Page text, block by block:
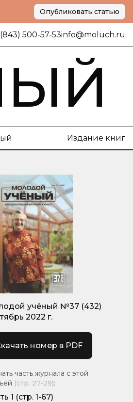
Опубликовать статью
500-57-53info@moluch.ru
Издание книг
учёный №37 (432)
2022 г.
номер в PDF
часть журнала с этой
(стр. 27-29):
1 (стр. 1-67)